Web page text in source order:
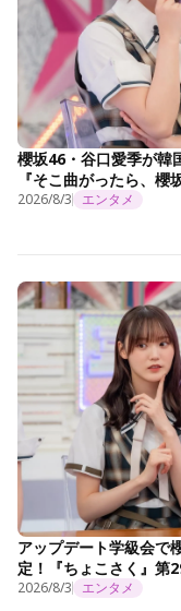
櫻坂46・谷口愛季が韓
『そこ曲がったら、櫻
2026/8/3 エンタメ
アップデート学級会で
定！『ちょこさく』第
2026/8/3 エンタメ